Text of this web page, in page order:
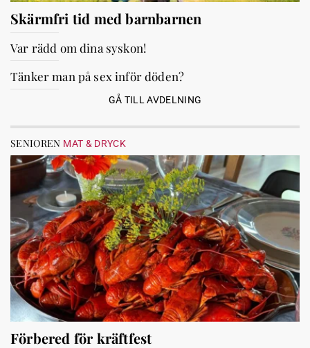
Skärmfri tid med barnbarnen
Var rädd om dina syskon!
Tänker man på sex inför döden?
GÅ TILL AVDELNING
SENIOREN MAT & DRYCK
Förbered för kräftfest